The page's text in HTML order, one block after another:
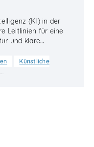
(KI) in der
Leitlinien für eine
und klare…
Künstliche
…